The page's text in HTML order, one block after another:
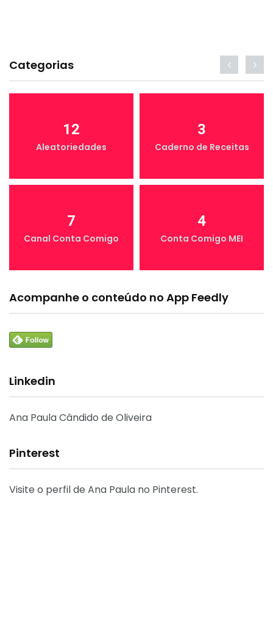
Categorias
12
Aleatoriedades
3
Caderno de Receitas
7
Canal Conta Comigo
4
Conta Comigo MEI
Acompanhe o conteúdo no App Feedly
Linkedin
Ana Paula Cândido de Oliveira
Pinterest
Visite o perfil de Ana Paula no Pinterest.